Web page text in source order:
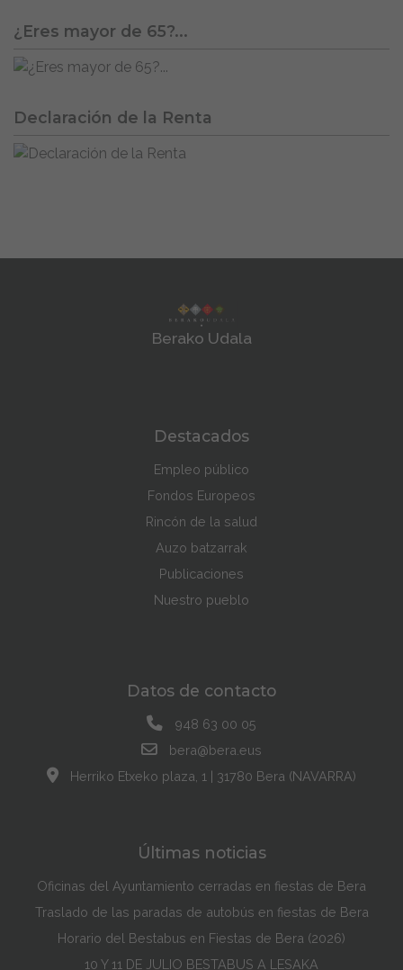
¿Eres mayor de 65?...
Declaración de la Renta
Berako Udala
Destacados
Empleo público
Fondos Europeos
Rincón de la salud
Auzo batzarrak
Publicaciones
Nuestro pueblo
Datos de contacto
948 63 00 05
bera@bera.eus
Herriko Etxeko plaza, 1 | 31780 Bera (NAVARRA)
Últimas noticias
Oficinas del Ayuntamiento cerradas en fiestas de Bera
Traslado de las paradas de autobús en fiestas de Bera
Horario del Bestabus en Fiestas de Bera (2026)
10 Y 11 DE JULIO BESTABUS A LESAKA